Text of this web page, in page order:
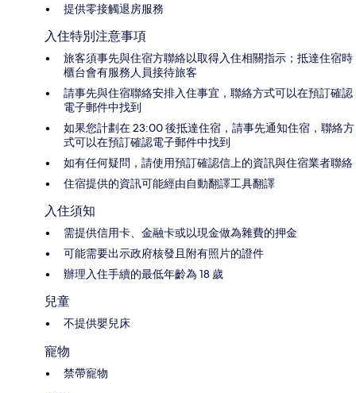
提供零接觸退房服務
入住特別注意事項
旅客須事先與住宿方聯絡以取得入住相關指示；抵達住宿時
櫃台會有服務人員接待旅客
請事先與住宿聯絡安排入住事宜，聯絡方式可以在預訂確認
電子郵件中找到
如果您計劃在 23:00 後抵達住宿，請事先通知住宿，聯絡方
式可以在預訂確認電子郵件中找到
如有任何疑問，請使用預訂確認信上的資訊與住宿業者聯絡
住宿提供的資訊可能經由自動翻譯工具翻譯
入住須知
需提供信用卡、金融卡或以現金做為雜費的押金
可能需要出示政府核發且附有照片的證件
辦理入住手續的最低年齡為 18 歲
兒童
不提供嬰兒床
寵物
禁帶寵物